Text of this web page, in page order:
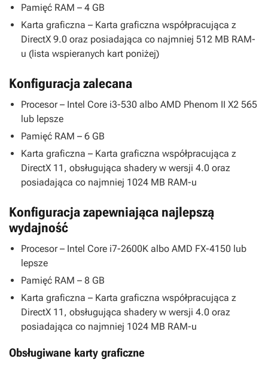
Pamięć RAM – 4 GB
Karta graficzna – Karta graficzna współpracująca z
DirectX 9.0 oraz posiadająca co najmniej 512 MB RAM-
u (lista wspieranych kart poniżej)
Konfiguracja zalecana
Procesor – Intel Core i3-530 albo AMD Phenom II X2 565
lub lepsze
Pamięć RAM – 6 GB
Karta graficzna – Karta graficzna współpracująca z
DirectX 11, obsługująca shadery w wersji 4.0 oraz
posiadająca co najmniej 1024 MB RAM-u
Konfiguracja zapewniająca najlepszą
wydajność
Procesor – Intel Core i7-2600K albo AMD FX-4150 lub
lepsze
Pamięć RAM – 8 GB
Karta graficzna – Karta graficzna współpracująca z
DirectX 11, obsługująca shadery w wersji 4.0 oraz
posiadająca co najmniej 1024 MB RAM-u
Obsługiwane karty graficzne